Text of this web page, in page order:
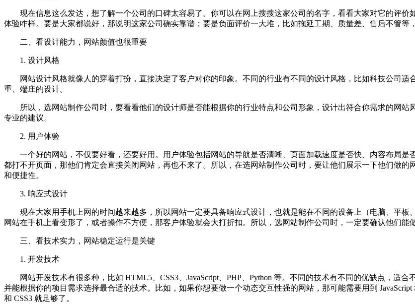
现在信息这么发达，想了解一个公司的口碑太容易了。你可以在网上搜搜这家公司的名字，看看大家对它的评
体验咋样。要是大家都说好，那说明这家公司确实靠谱；要是负面评价一大堆，比如拖延工期、质量差、售后不管等
二、看设计能力，网站颜值也很重要
1. 设计风格
网站设计风格就像人的穿着打扮，直接决定了客户对你的印象。不同的行业有不同的设计风格，比如科技公司
重、端庄的设计。
所以，选网站制作公司时，要看看他们的设计师是否能根据你的行业特点和公司形象，设计出符合你需求的网
专业的建议。
2. 用户体验
一个好的网站，不仅要好看，还要好用。用户体验包括网站的导航是否清晰、页面加载速度是否快、内容布局
都打不开页面，那他们肯定会直接关闭网站，再也不来了。所以，在选网站制作公司时，要让他们展示一下他们做
和便捷性。
3. 响应式设计
现在大家用手机上网的时间越来越多，所以网站一定要具备响应式设计，也就是能在不同的设备上（电脑、平
网站在手机上看变形了，或者操作不方便，那客户体验就会大打折扣。所以，选网站制作公司时，一定要确认他们能
三、看技术实力，网站稳定运行是关键
1. 开发技术
网站开发技术有很多种，比如 HTML5、CSS3、JavaScript、PHP、Python 等。不同的技术有不同的优缺点，适
并能根据你的项目需求选择最合适的技术。比如，如果你想要做一个动态交互性强的网站，那可能需要用到
和 CSS3 就足够了。